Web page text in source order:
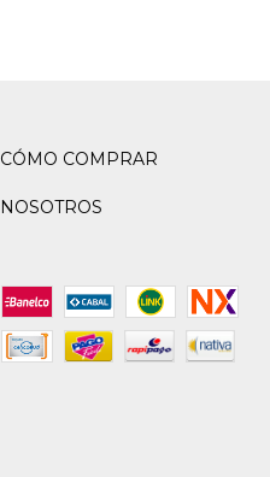
CÓMO COMPRAR
NOSOTROS